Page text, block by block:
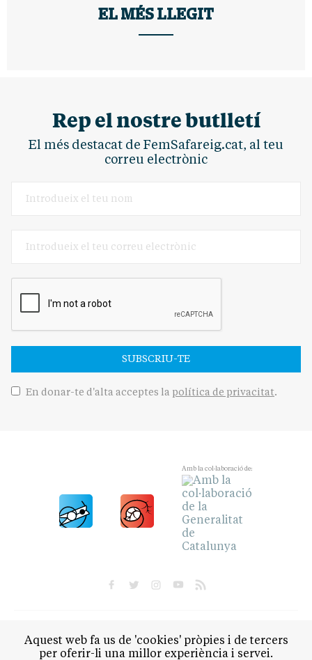
EL MÉS LLEGIT
Rep el nostre butlletí
El més destacat de FemSafareig.cat, al teu
correu electrònic
SUBSCRIU-TE
En donar-te d'alta acceptes la política de privacitat.
Amb la col·laboració de:
POLÍTICA CULTURA SOCIETAT
ESPORTS
OPINIÓ
Aquest web fa us de 'cookies' pròpies i de tercers
per oferir-li una millor experiència i servei.